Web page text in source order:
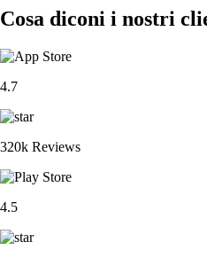
Cosa diconi i nostri
4.7
320k Reviews
4.5